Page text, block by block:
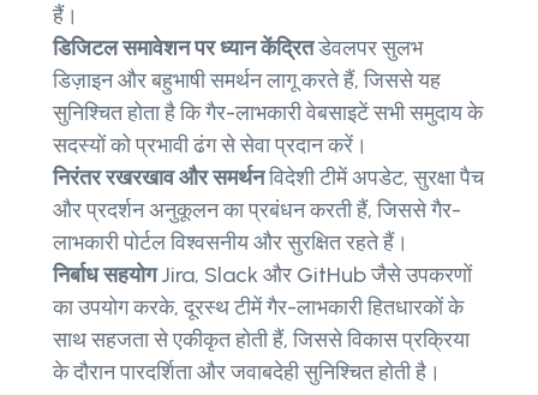
हैं।
डिजिटल समावेशन पर ध्यान केंद्रितडेवलपर सुलभ
डिज़ाइन और बहुभाषी समर्थन लागू करते हैं, जिससे यह
सुनिश्चित होता है कि गैर-लाभकारी वेबसाइटें सभी समुदाय के
सदस्यों को प्रभावी ढंग से सेवा प्रदान करें।
निरंतर रखरखाव और समर्थनविदेशी टीमें अपडेट, सुरक्षा पैच
और प्रदर्शन अनुकूलन का प्रबंधन करती हैं, जिससे गैर-
लाभकारी पोर्टल विश्वसनीय और सुरक्षित रहते हैं।
निर्बाध सहयोगJira, Slack और GitHub जैसे उपकरणों
का उपयोग करके, दूरस्थ टीमें गैर-लाभकारी हितधारकों के
साथ सहजता से एकीकृत होती हैं, जिससे विकास प्रक्रिया
के दौरान पारदर्शिता और जवाबदेही सुनिश्चित होती है।